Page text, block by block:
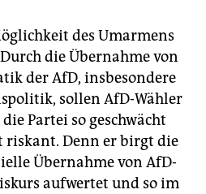
des Umarmens
die Übernahme von
der AfD, insbesondere
sollen AfD-Wähler
Partei so geschwächt
riskant. Denn er birgt die
Übernahme von AfD-
aufwertet und so im